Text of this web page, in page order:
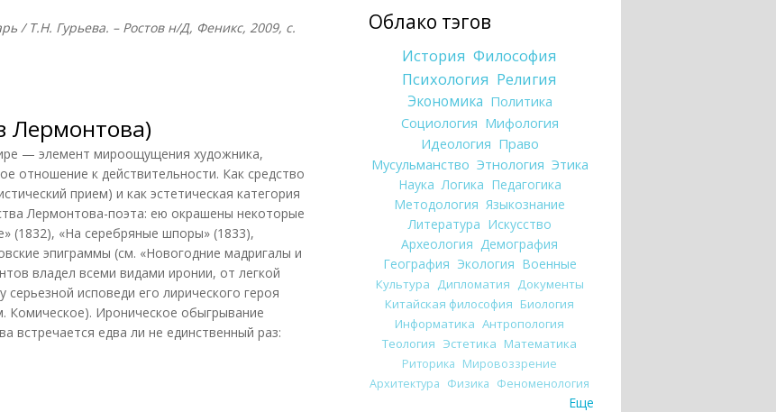
/ Т.Н. Гурьева. – Ростов н/Д, Феникс, 2009, с.
Лермонтова)
— элемент мироощущения художника,
отношение к действительности. Как средство
прием) и как эстетическая категория
Лермонтова-поэта: ею окрашены некоторые
(1832), «На серебряные шпоры» (1833),
эпиграммы (см. «Новогодние мадригалы и
владел всеми видами иронии, от легкой
исповеди его лирического героя
Комическое). Ироническое обыгрывание
встречается едва ли не единственный раз:
Облако тэгов
История Философия
Психология Религия
Экономика Политика
Социология Мифология
Идеология Право
Мусульманство Этнология Этика
Наука Логика Педагогика
Методология Языкознание
Литература Искусство
Археология Демография
География Экология Военные
Культура Дипломатия Документы
Китайская философия Биология
Информатика Антропология
Теология Эстетика Математика
Риторика Мировоззрение
Архитектура Физика Феноменология
Еще